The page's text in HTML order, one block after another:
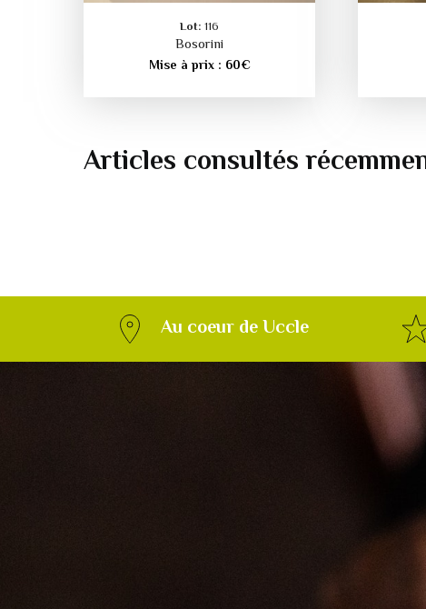
Lot: 116
Bosorini
Mise à prix : 60€
Articles consultés
Au coeur de Uccle